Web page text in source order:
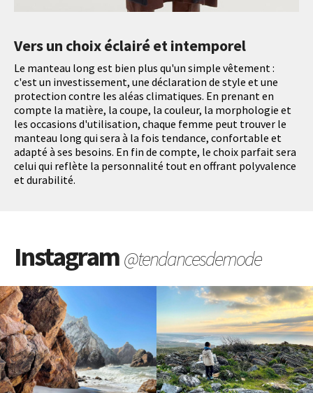
Vers un choix éclairé et intemporel
Le manteau long est bien plus qu'un simple vêtement :
c'est un investissement, une déclaration de style et une
protection contre les aléas climatiques. En prenant en
compte la matière, la coupe, la couleur, la morphologie et
les occasions d'utilisation, chaque femme peut trouver le
manteau long qui sera à la fois tendance, confortable et
adapté à ses besoins. En fin de compte, le choix parfait sera
celui qui reflète la personnalité tout en offrant polyvalence
et durabilité.
Instagram@tendancesdemode